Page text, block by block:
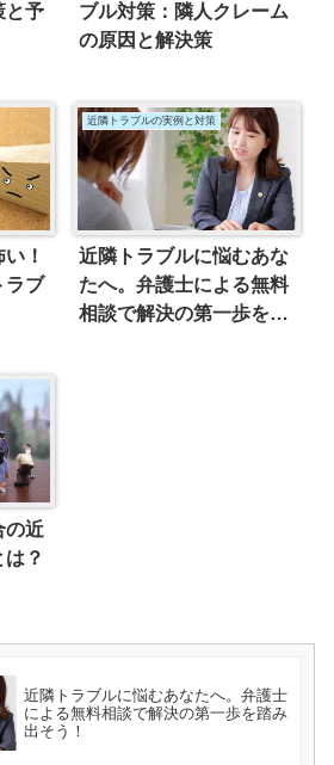
と予
ブル対策：隣人クレーム
の原因と解決策
！
ラブ
近隣トラブルの実例と対策
近隣トラブルに悩むあな
たへ。弁護士による無料
相談で解決の第一歩を踏
の近
？
近隣トラブルに悩むあなたへ。弁護士
による無料相談で解決の第一歩を踏み
出そう！